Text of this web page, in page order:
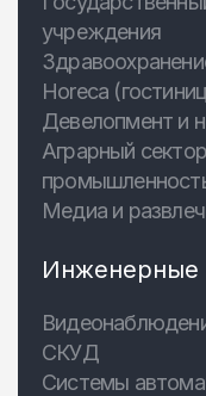
учреждения
Horeca
Девелопмент и
Аграрный
Медиа и
Инженерные
СКУД
Системы